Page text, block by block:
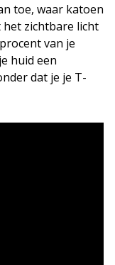
toe, waar katoen
zichtbare licht
van je
huid een
dat je je T-